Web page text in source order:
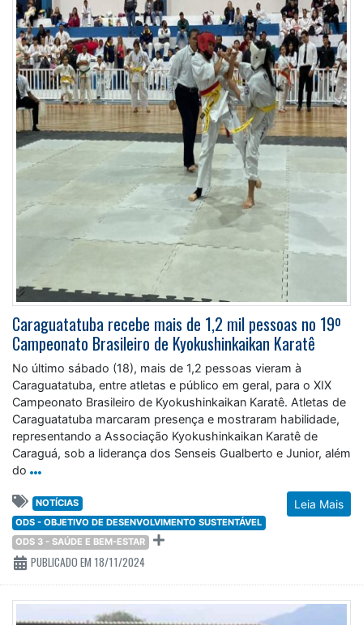
Caraguatatuba recebe mais de 1,2 mil pessoas no 19º
Campeonato Brasileiro de Kyokushinkaikan Karatê
No último sábado (18), mais de 1,2 pessoas vieram à
Caraguatatuba, entre atletas e público em geral, para o XIX
Campeonato Brasileiro de Kyokushinkaikan Karatê. Atletas de
Caraguatatuba marcaram presença e mostraram habilidade,
representando a Associação Kyokushinkaikan Karatê de
Caraguá, sob a liderança dos Senseis Gualberto e Junior, além
do
Leia Mais
NOTÍCIAS
ODS - OBJETIVO DE DESENVOLVIMENTO SUSTENTÁVEL
ODS 3 - SAÚDE E BEM-ESTAR
PUBLICADO EM 18/11/2024